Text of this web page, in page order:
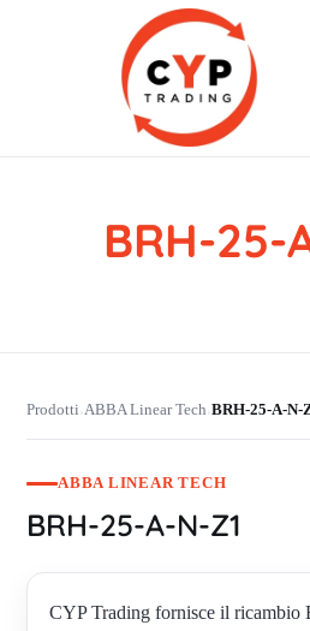
CYP Trading
Professionelle Ersatzteilbeschaffung
BRH-25-
Prodotti›ABBA Linear Tech›BRH-25-A-N-
ABBA LINEAR TECH
BRH-25-A-N-Z1
CYP Trading fornisce il